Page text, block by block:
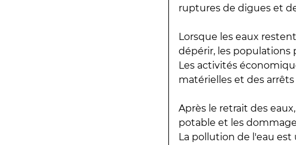
ruptures de digues et
Lorsque les eaux
dépérir, les populations
Les activités
matérielles et des
Après le retrait des
potable et les
La pollution de l'eau